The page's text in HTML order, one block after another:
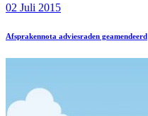
02 Juli 2015
Afsprakennota adviesraden geamendeerd